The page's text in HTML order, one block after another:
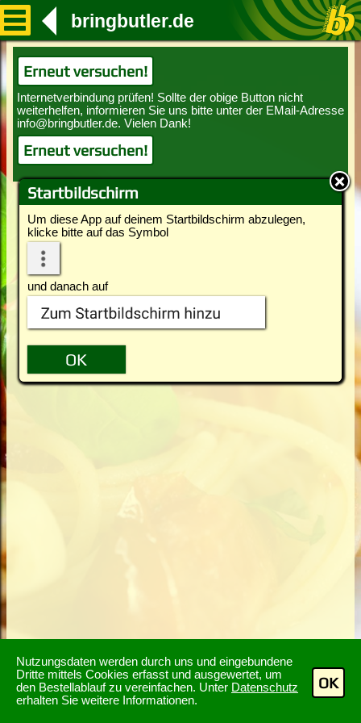
Nutzungsdaten werden durch uns und eingebundene
Dritte mittels Cookies erfasst und ausgewertet, um
den Bestellablauf zu vereinfachen. Unter Datenschutz
erhalten Sie weitere Informationen.
OK
Startbildschirm
Um diese App auf deinem Startbildschirm abzulegen,
klicke bitte auf das Symbol
und danach auf
bringbutler.de
Erneut versuchen!
Erneut versuchen!